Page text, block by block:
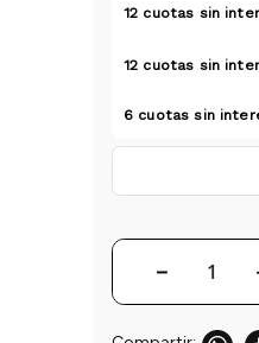
12 cuotas sin
12 cuotas sin
6 cuotas sin
－